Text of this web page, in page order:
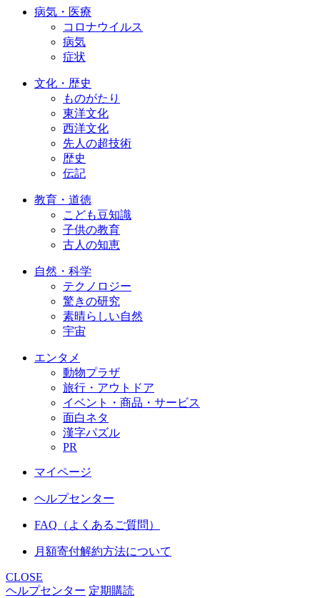
病気・医療
コロナウイルス
病気
症状
文化・歴史
ものがたり
東洋文化
西洋文化
先人の超技術
歴史
伝記
教育・道徳
こども豆知識
子供の教育
古人の知恵
自然・科学
テクノロジー
驚きの研究
素晴らしい自然
宇宙
エンタメ
動物プラザ
旅行・アウトドア
イベント・商品・サービス
面白ネタ
漢字パズル
PR
マイページ
ヘルプセンター
FAQ（よくあるご質問）
月額寄付解約方法について
CLOSE
ヘルプセンター 定期購読